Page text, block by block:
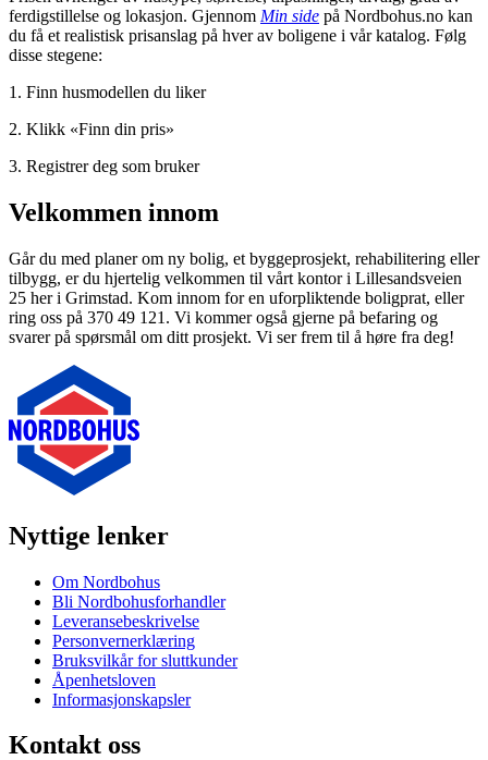
ferdigstillelse og lokasjon. Gjennom Min side på Nordbohus.no kan
du få et realistisk prisanslag på hver av boligene i vår katalog. Følg
disse stegene:
1. Finn husmodellen du liker
2. Klikk «Finn din pris»
3. Registrer deg som bruker
Velkommen innom
Går du med planer om ny bolig, et byggeprosjekt, rehabilitering eller
tilbygg, er du hjertelig velkommen til vårt kontor i Lillesandsveien
25 her i Grimstad. Kom innom for en uforpliktende boligprat, eller
ring oss på 370 49 121. Vi kommer også gjerne på befaring og
svarer på spørsmål om ditt prosjekt. Vi ser frem til å høre fra deg!
Nyttige lenker
Om Nordbohus
Bli Nordbohusforhandler
Leveransebeskrivelse
Personvernerklæring
Bruksvilkår for sluttkunder
Åpenhetsloven
Informasjonskapsler
Kontakt oss